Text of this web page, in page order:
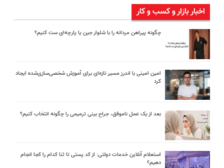
اخبار بازار و کسب و کار
چگونه پیراهن مردانه را با شلوار جین یا پارچه‌ای ست کنیم؟
امین امینی با اندرز مسیر تازه‌ای برای آموزش شخصی‌سازی‌شده ایجاد
کرد
بعد از یک عمل ناموفق، جراح بینی ترمیمی را چگونه انتخاب کنیم؟
استعلام آنلاین خدمات دولتی: از کد پستی تا ثنا کدام را کجا انجام
دهیم؟